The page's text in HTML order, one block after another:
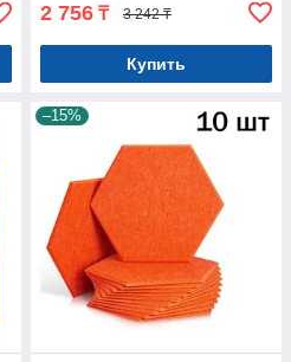
2 756 ₸ 3 242 ₸
Купить
–15%